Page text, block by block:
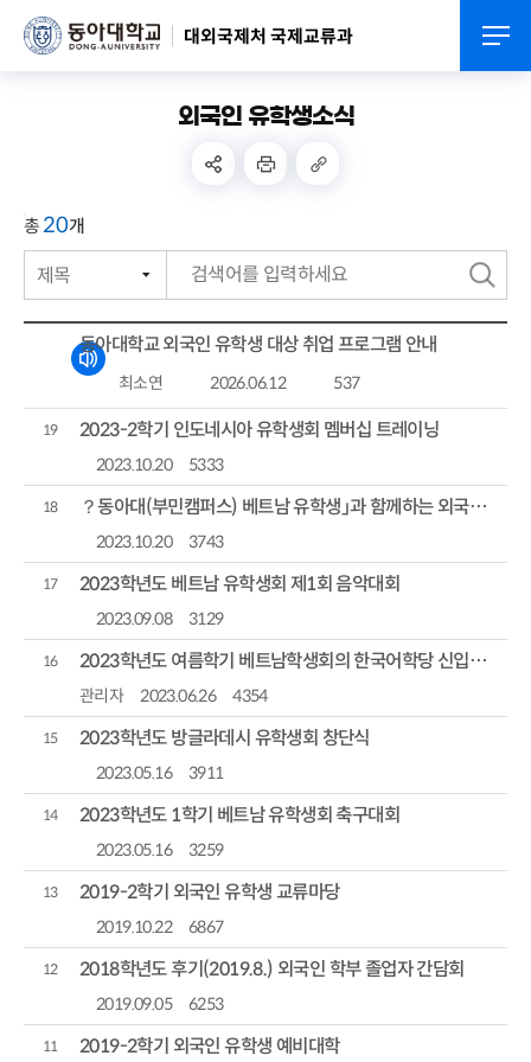
대외국제처 국제교류과
외국인 유학생소식
총 20개
검
색
번호
제목
작성자
작성일자
조회수
동아대학교 외국인 유학생 대상 취업 프로그램 안내
최소연 2026.06.12 537
19 2023-2학기 인도네시아 유학생회 멤버십 트레이닝
2023.10.20 5333
18 ？동아대(부민캠퍼스) 베트남 유학생」과 함께하는 외국인 유학생치안봉사대 활동
2023.10.20 3743
17 2023학년도 베트남 유학생회 제1회 음악대회
2023.09.08 3129
16 2023학년도 여름학기 베트남학생회의 한국어학당 신입생 환영회
관리자 2023.06.26 4354
15 2023학년도 방글라데시 유학생회 창단식
2023.05.16 3911
14 2023학년도 1학기 베트남 유학생회 축구대회
2023.05.16 3259
13 2019-2학기 외국인 유학생 교류마당
2019.10.22 6867
12 2018학년도 후기(2019.8.) 외국인 학부 졸업자 간담회
2019.09.05 6253
11 2019-2학기 외국인 유학생 예비대학